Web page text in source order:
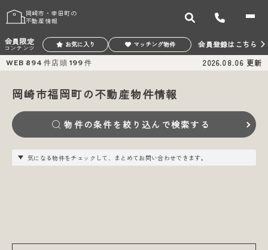
岡崎市・幸田町の
不動産情報
会員限定
コンテンツ お気に入り マッチング物件 会員登録はこちら
WEB 894 件店頭 199件 2026.08.06 更新
岡崎市福岡町の不動産物件情報
物件の条件を絞り込んで検索する
気になる物件をチェックして、まとめてお問い合わせできます。